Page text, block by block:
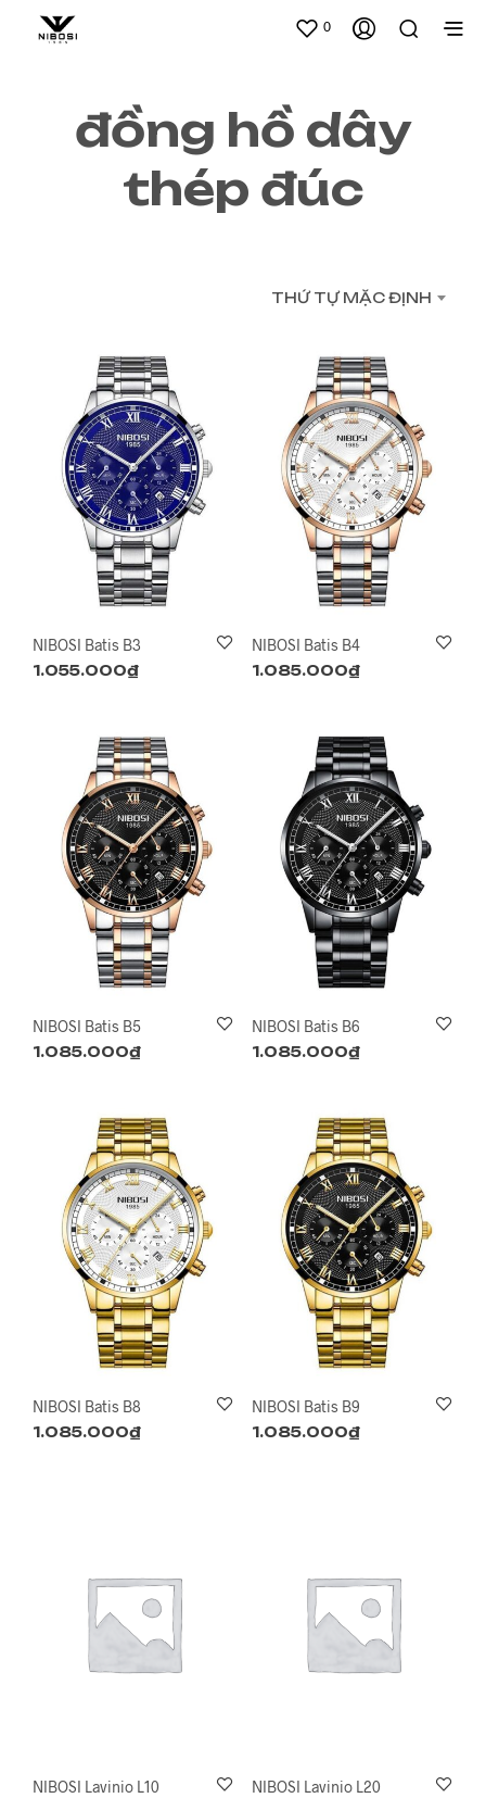
0
đồng hồ dây
thép đúc
THỨ TỰ MẶC ĐỊNH
NIBOSI Batis B3
1.055.000₫
NIBOSI Batis B4
1.085.000₫
NIBOSI Batis B5
1.085.000₫
NIBOSI Batis B6
1.085.000₫
NIBOSI Batis B8
1.085.000₫
NIBOSI Batis B9
1.085.000₫
NIBOSI Lavinio L10 NIBOSI Lavinio L20